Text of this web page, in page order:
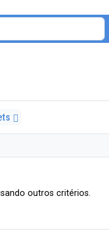
outros critérios.